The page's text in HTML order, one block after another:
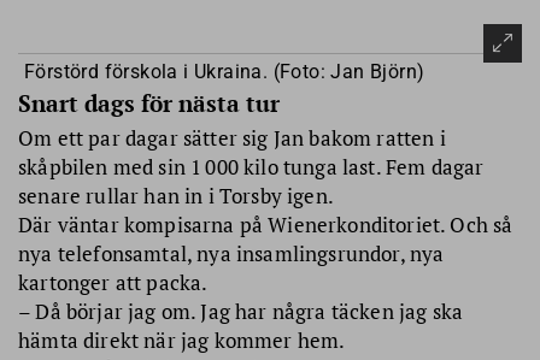
Förstörd förskola i Ukraina. (Foto: Jan Björn)
Snart dags för nästa tur
Om ett par dagar sätter sig Jan bakom ratten i
skåpbilen med sin 1 000 kilo tunga last. Fem dagar
senare rullar han in i Torsby igen.
Där väntar kompisarna på Wienerkonditoriet. Och så
nya telefonsamtal, nya insamlingsrundor, nya
kartonger att packa.
– Då börjar jag om. Jag har några täcken jag ska
hämta direkt när jag kommer hem.